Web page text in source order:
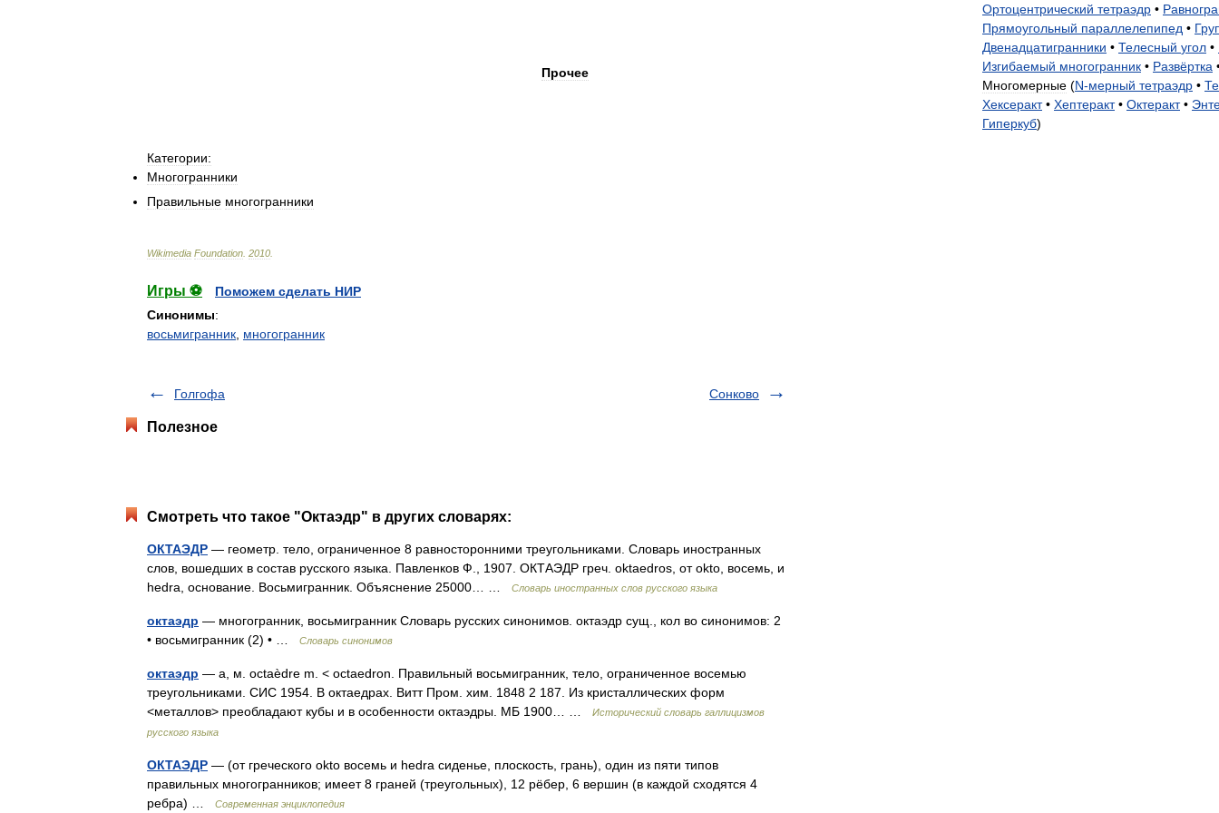
Прочее
Ортоцентрический тетраэдр •
Прямоугольный параллелепипед •
Двенадцатигранники • Телесный угол •
Изгибаемый многогранник • Развёртка
Многомерные (N-мерный тетраэдр •
Хексеракт• Хептеракт• Октеракт•
Гиперкуб)
Категории:
Многогранники
Правильные многогранники
Wikimedia Foundation 2010
Игры ⚽
Поможем сделать НИР
Синонимы:
восьмигранник многогранник
Голгофа Сонково
Полезное
Смотреть что такое "Октаэдр" в других словарях:
ОКТАЭДР — геометр. тело, ограниченное 8 равносторонними треугольниками. Словарь иностранных
слов, вошедших в состав русского языка. Павленков Ф., 1907. ОКТАЭДР греч. oktaedros, от okto, восемь, и
hedra, основание. Восьмигранник. Объяснение 25000… …
Словарь иностранных слов русского языка
октаэдр — многогранник, восьмигранник Словарь русских синонимов. октаэдр сущ., кол во синонимов: 2
• восьмигранник (2) • …
Словарь синонимов
октаэдр — а, м. octaèdre m. < octaedron. Правильный восьмигранник, тело, ограниченное восемью
треугольниками. СИС 1954. В октаедрах. Витт Пром. хим. 1848 2 187. Из кристаллических форм
<металлов> преобладают кубы и в особенности октаэдры. МБ 1900… …
Исторический словарь галлицизмов
русского языка
ОКТАЭДР — (от греческого okto восемь и hedra сиденье, плоскость, грань), один из пяти типов
правильных многогранников; имеет 8 граней (треугольных), 12 рёбер, 6 вершин (в каждой сходятся 4
ребра) …
Современная энциклопедия